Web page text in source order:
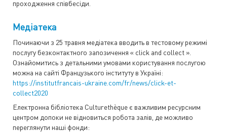
проходження співбесіди.
Медіатека
Починаючи з 25 травня медіатека вводить в тестовому режимі
послугу безконтактного запозичення « click and collect ».
Ознайомитись з детальними умовами користування послугою
можна на сайті Французького інституту в Україні:
https://institutfrancais-ukraine.com/fr/news/click-et-
collect2020
Електронна бібліотека Culturethèque є важливим ресурсним
центром допоки не відновиться робота залів, де можливо
переглянути наші фонди: